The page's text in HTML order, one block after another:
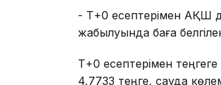
- Т+0 есептерімен АҚШ
жабылуында баға
Т+0 есептерімен
4,7733 теңге, сауда